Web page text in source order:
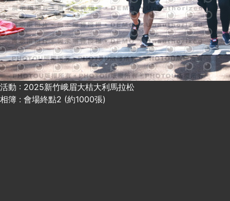
活動 : 2025新竹峨眉大桔大利馬拉松
相簿 : 會場終點2 (約1000張)